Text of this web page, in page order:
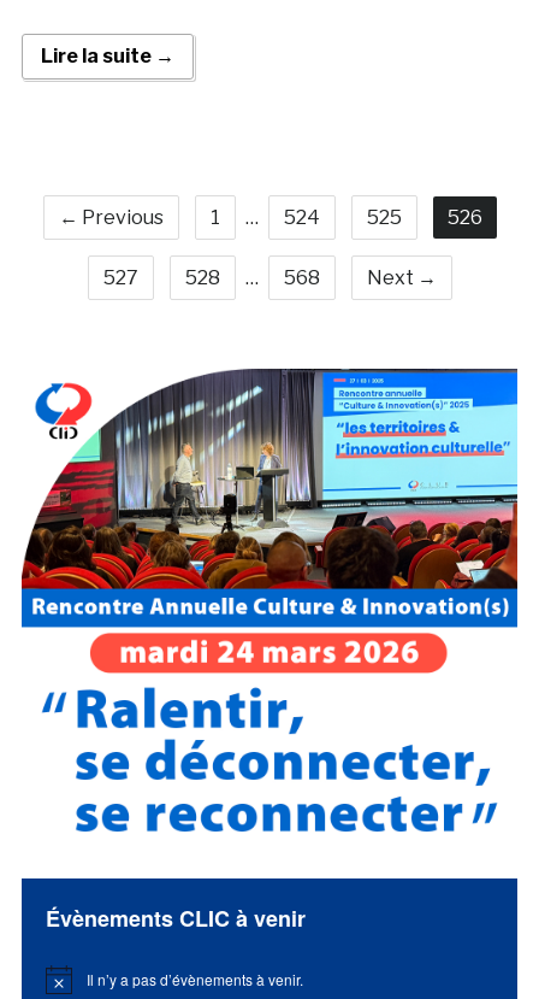
Lire la suite →
← Previous 1 … 524 525 526
527 528 … 568 Next →
Évènements CLIC à venir
Notice Il n’y a pas d’évènements à venir.